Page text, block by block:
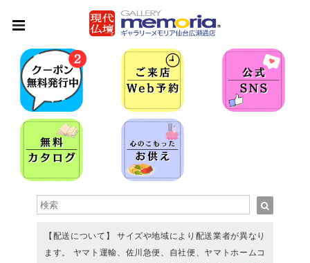
【配送について】 サイズや地域により配送業者が異なり
ます。 ヤマト運輸、佐川急便、自社便、ヤマトホームコ